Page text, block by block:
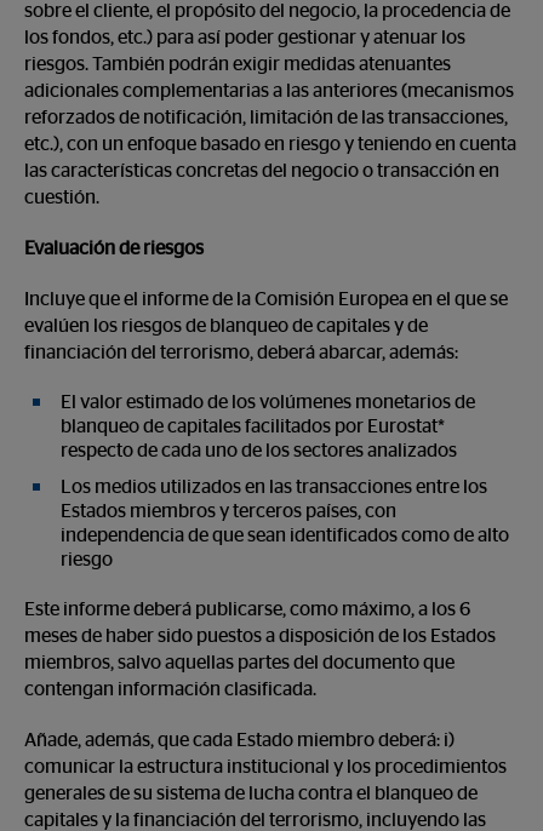
sobre el cliente, el propósito del negocio, la procedencia de
los fondos, etc.) para así poder gestionar y atenuar los
riesgos. También podrán exigir medidas atenuantes
adicionales complementarias a las anteriores (mecanismos
reforzados de notificación, limitación de las transacciones,
etc.), con un enfoque basado en riesgo y teniendo en cuenta
las características concretas del negocio o transacción en
cuestión.
Evaluación de riesgos
Incluye que el informe de la Comisión Europea en el que se
evalúen los riesgos de blanqueo de capitales y de
financiación del terrorismo, deberá abarcar, además:
El valor estimado de los volúmenes monetarios de
blanqueo de capitales facilitados por Eurostat*
respecto de cada uno de los sectores analizados
Los medios utilizados en las transacciones entre los
Estados miembros y terceros países, con
independencia de que sean identificados como de alto
riesgo
Este informe deberá publicarse, como máximo, a los 6
meses de haber sido puestos a disposición de los Estados
miembros, salvo aquellas partes del documento que
contengan información clasificada.
Añade, además, que cada Estado miembro deberá: i)
comunicar la estructura institucional y los procedimientos
generales de su sistema de lucha contra el blanqueo de
capitales y la financiación del terrorismo, incluyendo las